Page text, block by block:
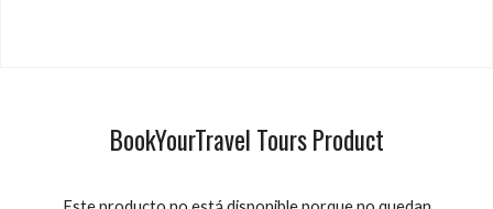
BookYourTravel Tours Product